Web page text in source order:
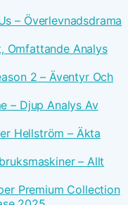
– Överlevnadsdrama
Omfattande Analys
2 – Äventyr Och
– Djup Analys Av
Hellström – Äkta
– Allt
Premium Collection